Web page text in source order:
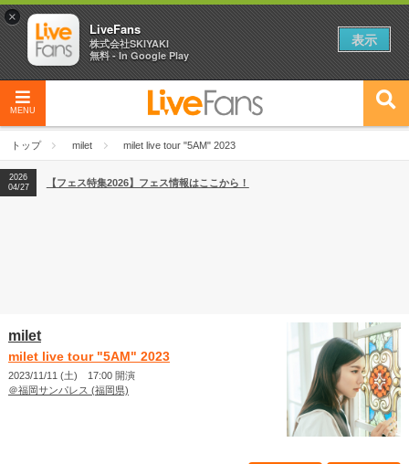
MENU
トップ milet milet live tour "5AM" 2023
04/27
【フェス特集2026】フェス情報はここから！
2026
07/28
2026
【フェス特集2026】フェス情報はここから！
2026
07/28
【ライブ動員ランキング】2026年上半期編発表！
milet
milet live tour "5AM" 2023
2023/11/11 (土) 17:00 開演
＠福岡サンパレス (福岡県)
×
LiveFans
株式会社SKIYAKI
無料 - In Google Play
表示